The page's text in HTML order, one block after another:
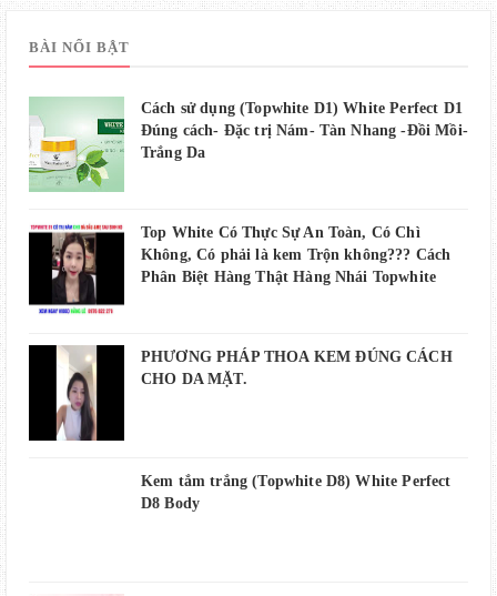
BÀI NỔI BẬT
Cách sử dụng (Topwhite D1) White Perfect D1
Đúng cách- Đặc trị Nám- Tàn Nhang -Đồi Mồi-
Trắng Da
Top White Có Thực Sự An Toàn, Có Chì
Không, Có phải là kem Trộn không??? Cách
Phân Biệt Hàng Thật Hàng Nhái Topwhite
PHƯƠNG PHÁP THOA KEM ĐÚNG CÁCH
CHO DA MẶT.
Kem tắm trắng (Topwhite D8) White Perfect
D8 Body